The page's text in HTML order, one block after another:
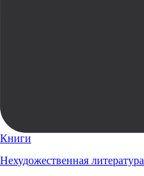
Книги
Нехудожественная литература